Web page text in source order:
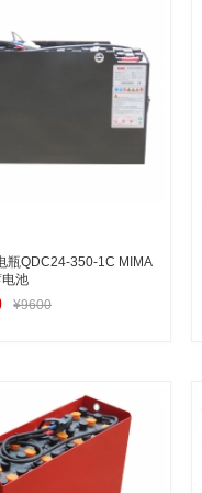
瓶QDC24-350-1C MIMA
池
¥9600